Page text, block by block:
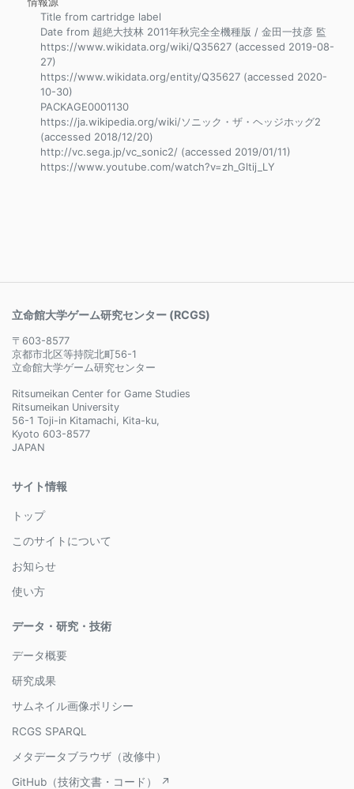
Title from cartridge label
Date from 超絶大技林 2011年秋完全全機種版 / 金田一技彦 監
https://www.wikidata.org/wiki/Q35627 (accessed 2019-08-
27)
https://www.wikidata.org/entity/Q35627 (accessed 2020-
10-30)
PACKAGE0001130
https://ja.wikipedia.org/wiki/ソニック・ザ・ヘッジホッグ2
(accessed 2018/12/20)
http://vc.sega.jp/vc_sonic2/ (accessed 2019/01/11)
https://www.youtube.com/watch?v=zh_Gltij_LY
立命館大学ゲーム研究センター (RCGS)
〒603-8577
京都市北区等持院北町56-1
立命館大学ゲーム研究センター
Ritsumeikan Center for Game Studies
Ritsumeikan University
56-1 Toji-in Kitamachi, Kita-ku,
Kyoto 603-8577
JAPAN
サイト情報
トップ
このサイトについて
お知らせ
使い方
データ・研究・技術
データ概要
研究成果
サムネイル画像ポリシー
RCGS SPARQL
メタデータブラウザ（改修中）
GitHub（技術文書・コード） ↗